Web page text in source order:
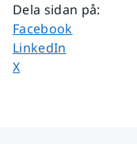
Dela sidan på:
Dela sidan på
Facebook
Dela sidan på
LinkedIn
Dela sidan på
X